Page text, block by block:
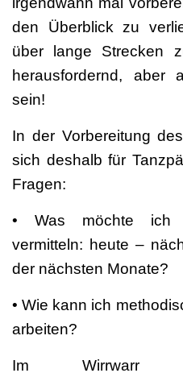
den Überblick zu
über lange Strecken
herausfordernd, aber
sein!
In der Vorbereitung
sich deshalb für
Fragen:
• Was möchte ich
vermitteln: heute –
der nächsten Monate?
• Wie kann ich
arbeiten?
Im Wirrwarr